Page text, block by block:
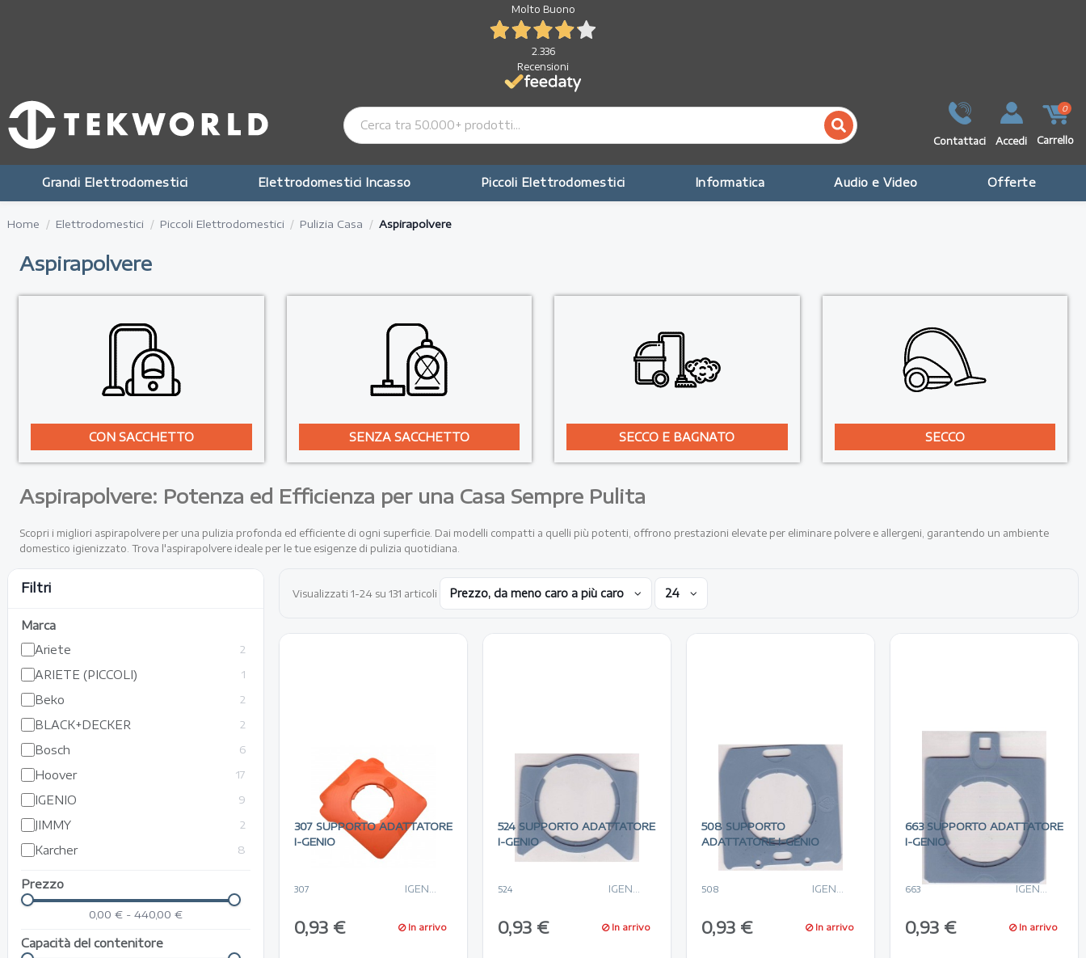
Molto Buono
2.336
Recensioni
Contattaci Accedi
0
Carrello
Grandi Elettrodomestici Elettrodomestici Incasso Piccoli Elettrodomestici Informatica Audio e Video Offerte
Home Elettrodomestici Piccoli Elettrodomestici Pulizia Casa Aspirapolvere
Aspirapolvere
CON SACCHETTO SENZA SACCHETTO SECCO E BAGNATO SECCO
Aspirapolvere: Potenza ed Efficienza per una Casa Sempre Pulita
Scopri i migliori aspirapolvere per una pulizia profonda ed efficiente di ogni superficie. Dai modelli compatti a quelli più potenti, offrono prestazioni elevate per eliminare polvere e allergeni, garantendo un ambiente
domestico igienizzato. Trova l'aspirapolvere ideale per le tue esigenze di pulizia quotidiana.
Visualizzati 1-24 su 131 articoli Prezzo, da meno caro a più caro 24
307 SUPPORTO ADATTATORE
I-GENIO
307 IGENIO
0,93 € In arrivo
524 SUPPORTO ADATTATORE
I-GENIO
524 IGENIO
0,93 € In arrivo
508 SUPPORTO
ADATTATORE I-GENIO
508 IGENIO
0,93 € In arrivo
663 SUPPORTO ADATTATORE
I-GENIO
663 IGENIO
0,93 € In arrivo
Filtri
Marca
Ariete 2
ARIETE (PICCOLI) 1
Beko 2
BLACK+DECKER 2
Bosch 6
Hoover 17
IGENIO 9
JIMMY 2
Karcher 8
Lg 3
Rowenta
Prezzo
0,00 € - 440,00 €
Capacità del contenitore